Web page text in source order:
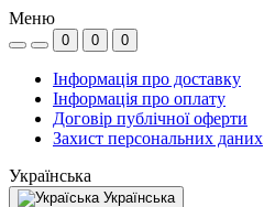
Меню
0 0 0
Інформація про доставку
Інформація про оплату
Договір публічної оферти
Захист персональних даних
Українська
Українська